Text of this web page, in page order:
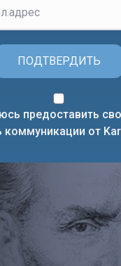
ПОДТВЕРДИТЬ
предоставить
коммуникации от